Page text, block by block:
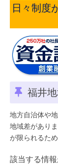
日々制度
福井
地方自治体や
地域差があり
が限られるた
該当する情報